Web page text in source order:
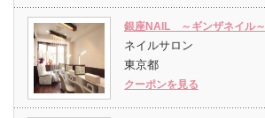
銀座NAIL ～ギンザネイル～
ネイルサロン
東京都
クーポンを見る